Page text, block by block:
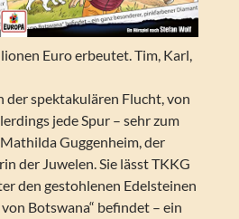
Euro erbeutet. Tim, Karl,
der spektakulären Flucht, von
jede Spur – sehr zum
Guggenheim, der
der Juwelen. Sie lässt TKKG
den gestohlenen Edelsteinen
Botswana“ befindet – ein